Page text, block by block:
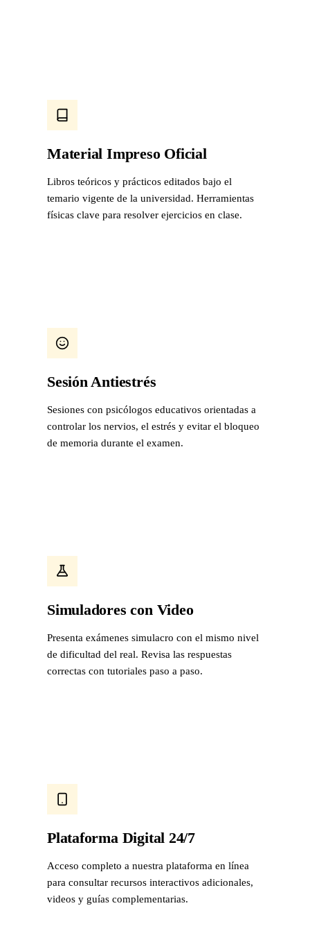
Material Impreso Oficial
Libros teóricos y prácticos editados bajo el
temario vigente de la universidad. Herramientas
físicas clave para resolver ejercicios en clase.
Sesión Antiestrés
Sesiones con psicólogos educativos orientadas a
controlar los nervios, el estrés y evitar el bloqueo
de memoria durante el examen.
Simuladores con Video
Presenta exámenes simulacro con el mismo nivel
de dificultad del real. Revisa las respuestas
correctas con tutoriales paso a paso.
Plataforma Digital 24/7
Acceso completo a nuestra plataforma en línea
para consultar recursos interactivos adicionales,
videos y guías complementarias.